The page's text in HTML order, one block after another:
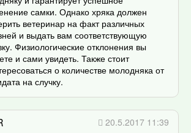
самки. Однако хряка должен
ветеринар на факт различных
и выдать вам соответствующую
Физиологические отклонения вы
и сами увидеть. Также стоит
о количестве молодняка от
на случку.
20.5.2017 11:39